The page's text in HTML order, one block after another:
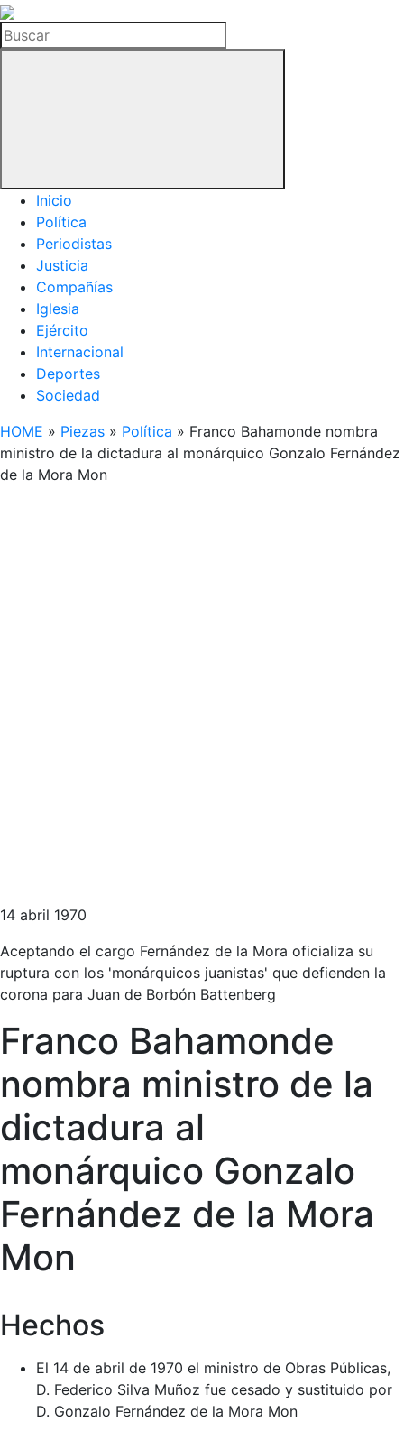
La
Hemeroteca
del
Buscar
Inicio
Política
Periodistas
Justicia
Compañías
Iglesia
Ejército
Internacional
Deportes
Sociedad
HOME » Piezas » Política » Franco Bahamonde nombra
ministro de la dictadura al monárquico Gonzalo Fernández
de la Mora Mon
14 abril 1970
Aceptando el cargo Fernández de la Mora oficializa su
ruptura con los 'monárquicos juanistas' que defienden la
corona para Juan de Borbón Battenberg
Franco Bahamonde
nombra ministro de la
dictadura al
monárquico Gonzalo
Fernández de la Mora
Mon
Hechos
El 14 de abril de 1970 el ministro de Obras Públicas,
D. Federico Silva Muñoz fue cesado y sustituido por
D. Gonzalo Fernández de la Mora Mon